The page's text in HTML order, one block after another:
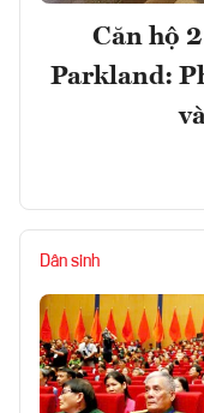
Căn hộ
Parkland:
Dân sinh